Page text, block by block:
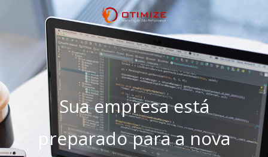
Sua empresa está
preparado para a nova